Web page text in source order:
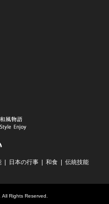
日本の行事 和食 伝統技能
. All Rights Reserved.